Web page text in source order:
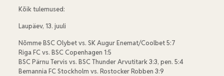
Kõik tulemused:
Laupäev, 13. juuli
Nõmme BSC Olybet vs. SK Augur Enemat/Coolbet 5:7
Riga FC vs. BSC Copenhagen 1:5
BSC Pärnu Tervis vs. BSC Thunder Arvutitark 3:3, pen. 5:4
Bemannia FC Stockholm vs. Rostocker Robben 3:9